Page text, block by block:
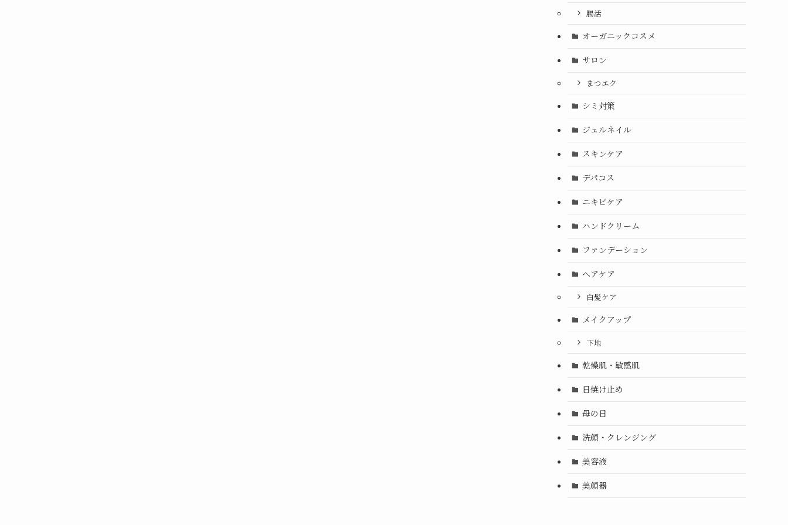
腸活
オーガニックコスメ
サロン
まつエク
シミ対策
ジェルネイル
スキンケア
デパコス
ニキビケア
ハンドクリーム
ファンデーション
ヘアケア
白髪ケア
メイクアップ
下地
乾燥肌・敏感肌
日焼け止め
母の日
洗顔・クレンジング
美容液
美顔器